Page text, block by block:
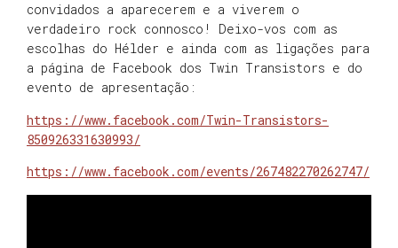
convidados a aparecerem e a viverem o
verdadeiro rock connosco! Deixo-vos com as
escolhas do Hélder e ainda com as ligações para
a página de Facebook dos Twin Transistors e do
evento de apresentação:
https://www.facebook.com/Twin-Transistors-
850926331630993/
https://www.facebook.com/events/267482270262747/